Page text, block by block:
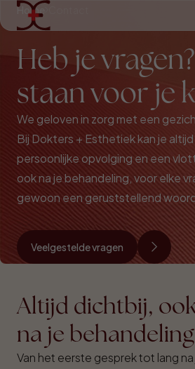
Home
Heb je
staan voor je
We geloven in zorg met een
Bij Dokters + Esthetiek kan je
persoonlijke opvolging en een
ook na je behandeling, voor elke
gewoon een geruststellend
Veelgestelde vragen
Altijd dichtbij,
na je behandeling
Van het eerste gesprek tot lang